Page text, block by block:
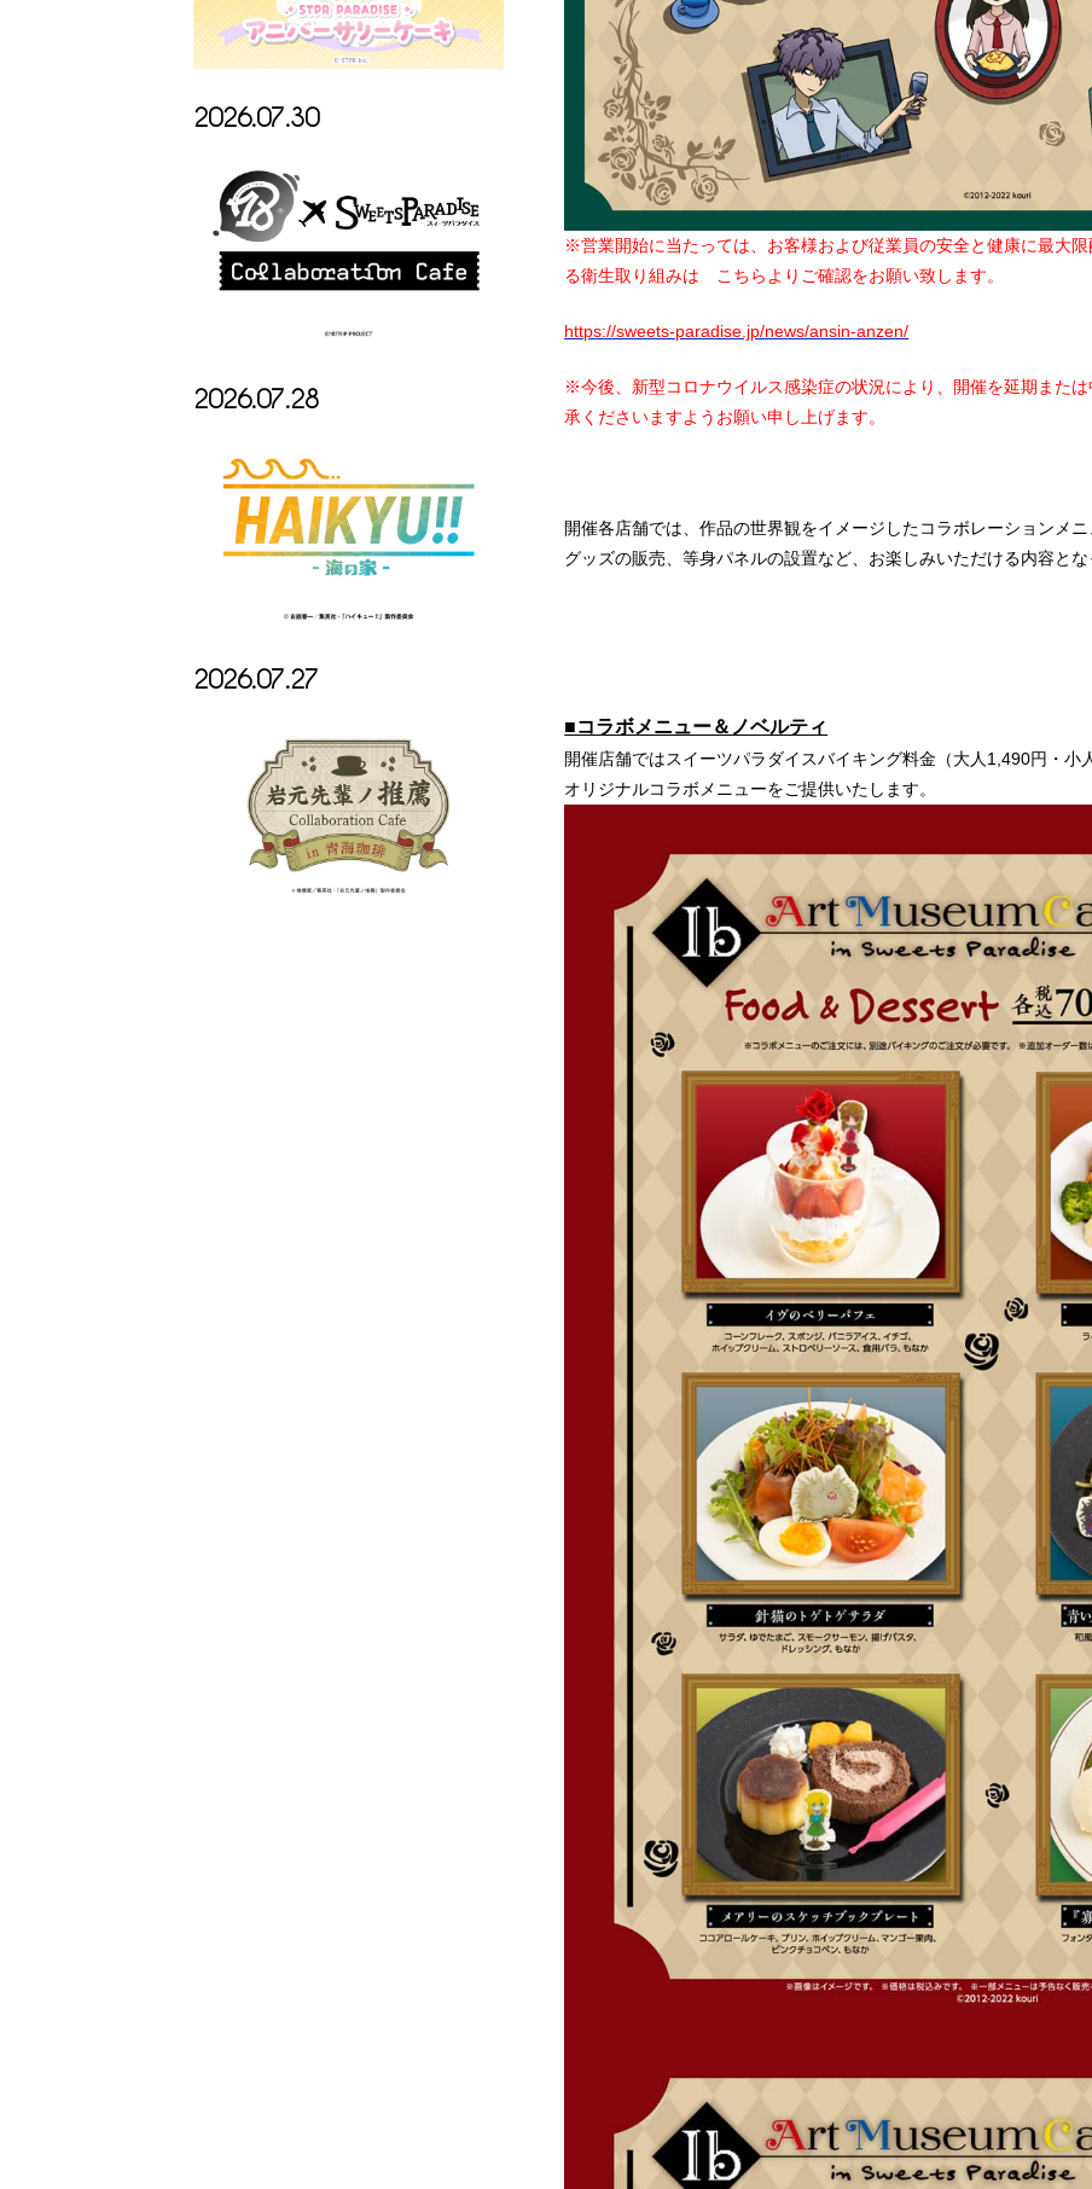
2026.07.30
2026.07.28
2026.07.27
※営業開始に当たっては、お客様および従業員の安全と健康に最大
る衛生取り組みは こちらよりご確認をお願い致します。
https://sweets-paradise.jp/news/ansin-anzen/
※今後、新型コロナウイルス感染症の状況により、開催を延期また
承くださいますようお願い申し上げます。
開催各店舗では、作品の世界観をイメージしたコラボレーションメ
グッズの販売、等身パネルの設置など、お楽しみいただける内容と
■コラボメニュー＆ノベルティ
開催店舗ではスイーツパラダイスバイキング料金（大人1,490円・小
オリジナルコラボメニューをご提供いたします。